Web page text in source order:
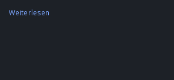
Weiterlesen